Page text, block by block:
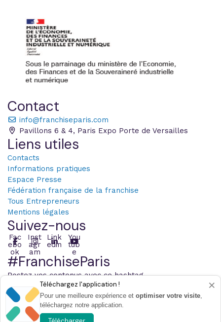
Contact
info@franchiseparis.com
Pavillons 6 & 4, Paris Expo Porte de Versailles
Liens utiles
Contacts
Informations pratiques
Espace Presse
Fédération française de la franchise
Tous Entrepreneurs
Mentions légales
Suivez-nous
Fac
ebo
ok
Inst
agr
am
Link
edin
You
tub
e
#FranchiseParis
Postez vos contenus avec ce hashtag
© 2026 Infopro Digital - Tous les droits sont réservés
Paramétrer les cookies
×
Téléchargez l'application !
Pour une meilleure expérience et optimiser votre visite,
téléchargez notre application.